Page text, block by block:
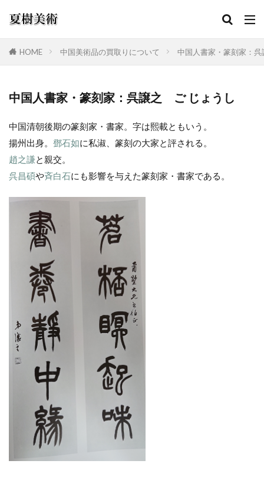
HOME 中国美術品の買取りについて 中国人書家・篆刻家：
中国人書家・篆刻家：呉譲之 ご じょうし
中国清朝後期の篆刻家・書家。字は熙載ともいう。
揚州出身。 鄧石如に私淑、篆刻の大家と評される。
趙之謙と親交。
呉昌碩や斉白石にも影響を与えた篆刻家・書家である。
カテゴリー
検索